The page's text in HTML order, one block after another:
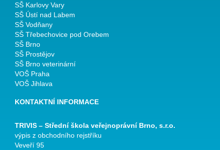
SŠ Karlovy Vary
SŠ Ústí nad Labem
SŠ Vodňany
SŠ Třebechovice pod Orebem
SŠ Brno
SŠ Prostějov
SŠ Brno veterinární
VOŠ Praha
VOŠ Jihlava
KONTAKTNÍ INFORMACE
TRIVIS – Střední škola veřejnoprávní Brno, s.r.o.
výpis z obchodního rejstříku
Veveří 95